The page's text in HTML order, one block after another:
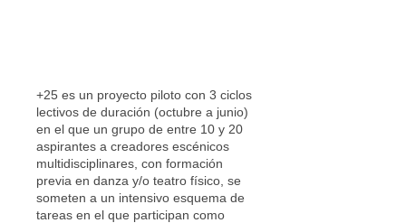
+25 es un proyecto piloto con 3 ciclos
lectivos de duración (octubre a junio)
en el que un grupo de entre 10 y 20
aspirantes a creadores escénicos
multidisciplinares, con formación
previa en danza y/o teatro físico, se
someten a un intensivo esquema de
tareas en el que participan como